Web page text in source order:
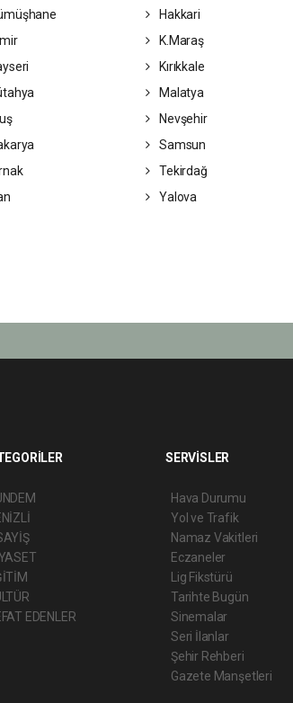
Hakkari
K.Maraş
Kırıkkale
Malatya
Nevşehir
Samsun
Tekirdağ
Yalova
EDENLER
SERVİSLER
Hava Durumu
Yol ve Trafik
Namaz Vakitleri
Eczaneler
Lig Fikstürü
Tarihte Bugün
Sinemalar
Seri İlanlar
Şehir Rehberi
Gazete Manşetleri